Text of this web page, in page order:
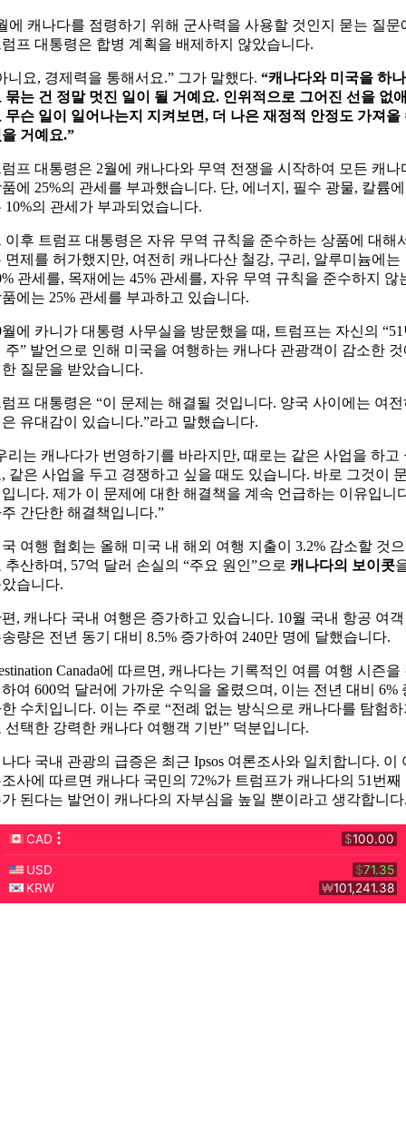
에 캐나다를 점령하기 위해 군사력을 사용할 것인지 묻는 질문
프 대통령은 합병 계획을 배제하지 않았습니다.
니요, 경제력을 통해서요.” 그가 말했다. “캐나다와 미국을 하나
묶는 건 정말 멋진 일이 될 거예요. 인위적으로 그어진 선을 없
무슨 일이 일어나는지 지켜보면, 더 나은 재정적 안정도 가져올
거예요.”
프 대통령은 2월에 캐나다와 무역 전쟁을 시작하여 모든 캐나
에 25%의 관세를 부과했습니다. 단, 에너지, 필수 광물, 칼륨에
10%의 관세가 부과되었습니다.
이후 트럼프 대통령은 자유 무역 규칙을 준수하는 상품에 대해
면제를 허가했지만, 여전히 캐나다산 철강, 구리, 알루미늄에는
관세를, 목재에는 45% 관세를, 자유 무역 규칙을 준수하지 않
에는 25% 관세를 부과하고 있습니다.
월에 카니가 대통령 사무실을 방문했을 때, 트럼프는 자신의 “51
주” 발언으로 인해 미국을 여행하는 캐나다 관광객이 감소한 것
질문을 받았습니다.
프 대통령은 “이 문제는 해결될 것입니다. 양국 사이에는 여전
유대감이 있습니다.”라고 말했습니다.
리는 캐나다가 번영하기를 바라지만, 때로는 같은 사업을 하고
같은 사업을 두고 경쟁하고 싶을 때도 있습니다. 바로 그것이
니다. 제가 이 문제에 대한 해결책을 계속 언급하는 이유입니
간단한 해결책입니다.”
여행 협회는 올해 미국 내 해외 여행 지출이 3.2% 감소할 것으
추산하며, 57억 달러 손실의 “주요 원인”으로 캐나다의 보이콧
습니다.
, 캐나다 국내 여행은 증가하고 있습니다. 10월 국내 항공 여객
량은 전년 동기 대비 8.5% 증가하여 240만 명에 달했습니다.
Canada에 따르면, 캐나다는 기록적인 여름 여행 시즌을
여 600억 달러에 가까운 수익을 올렸으며, 이는 전년 대비 6%
수치입니다. 이는 주로 “전례 없는 방식으로 캐나다를 탐험하
선택한 강력한 캐나다 여행객 기반” 덕분입니다.
다 국내 관광의 급증은 최근 Ipsos 여론조사와 일치합니다. 이
사에 따르면 캐나다 국민의 72%가 트럼프가 캐나다의 51번째
된다는 발언이 캐나다의 자부심을 높일 뿐이라고 생각합니다